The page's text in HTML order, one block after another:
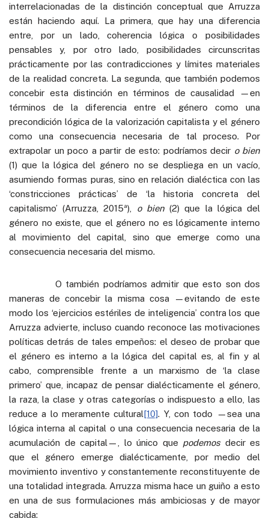
interrelacionadas de la distinción conceptual que Arruzza
están haciendo aquí. La primera, que hay una diferencia
entre, por un lado, coherencia lógica o posibilidades
pensables y, por otro lado, posibilidades circunscritas
prácticamente por las contradicciones y límites materiales
de la realidad concreta. La segunda, que también podemos
concebir esta distinción en términos de causalidad —en
términos de la diferencia entre el género como una
precondición lógica de la valorización capitalista y el género
como una consecuencia necesaria de tal proceso. Por
extrapolar un poco a partir de esto: podríamos decir o bien
(1) que la lógica del género no se despliega en un vacío,
asumiendo formas puras, sino en relación dialéctica con las
‘constricciones prácticas’ de ‘la historia concreta del
capitalismo’ (Arruzza, 2015ª), o bien(2) que la lógica del
género no existe, que el género no es lógicamente interno
al movimiento del capital, sino que emerge como una
consecuencia necesaria del mismo.
O también podríamos admitir que esto son dos
maneras de concebir la misma cosa —evitando de este
modo los ‘ejercicios estériles de inteligencia’ contra los que
Arruzza advierte, incluso cuando reconoce las motivaciones
políticas detrás de tales empeños: el deseo de probar que
el género es interno a la lógica del capital es, al fin y al
cabo, comprensible frente a un marxismo de ‘la clase
primero’ que, incapaz de pensar dialécticamente el género,
la raza, la clase y otras categorías o indispuesto a ello, las
reduce a lo meramente cultural[10]. Y, con todo —sea una
lógica interna al capital o una consecuencia necesaria de la
acumulación de capital—, lo único que podemosdecir es
que el género emerge dialécticamente, por medio del
movimiento inventivo y constantemente reconstituyente de
una totalidad integrada. Arruzza misma hace un guiño a esto
en una de sus formulaciones más ambiciosas y de mayor
cabida: